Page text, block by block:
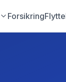
Forsikring